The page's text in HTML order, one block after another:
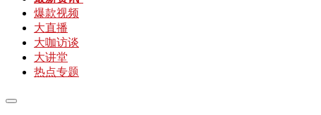
爆款视频
大直播
大咖访谈
大讲堂
热点专题